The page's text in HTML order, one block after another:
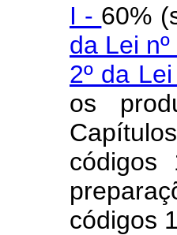
I - 60%
da Lei
2º da
os
códigos